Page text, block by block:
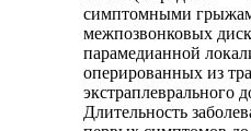
симптомными
межпозвонковых
парамедианной
оперированных из
экстраплеврального
Длительность